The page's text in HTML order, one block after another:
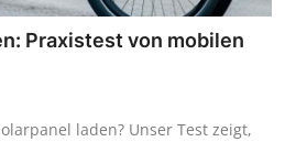
Praxistest von mobilen
laden? Unser Test zeigt,